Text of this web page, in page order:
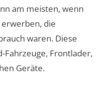
am meisten, wenn
die
waren. Diese
Fahrzeuge, Frontlader,
Geräte.